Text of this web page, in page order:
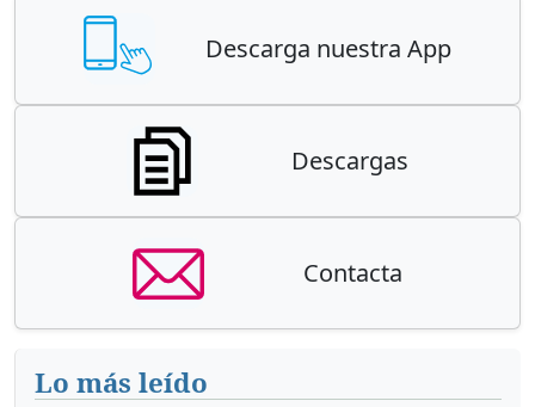
Descarga nuestra App
Descargas
Contacta
Lo más leído